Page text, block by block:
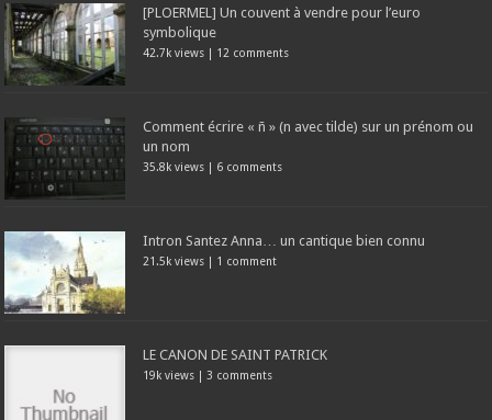
[PLOERMEL] Un couvent à vendre pour l’euro
symbolique
42.7k views | 12 comments
Comment écrire « ñ » (n avec tilde) sur un prénom ou
un nom
35.8k views | 6 comments
Intron Santez Anna… un cantique bien connu
21.5k views | 1 comment
LE CANON DE SAINT PATRICK
19k views | 3 comments